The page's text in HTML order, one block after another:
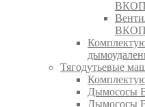
Тягодутьевые
Дымососы
Дымососы